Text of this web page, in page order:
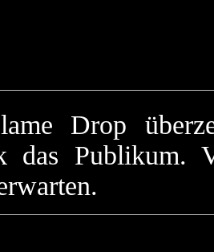
Drop
das Publikum.